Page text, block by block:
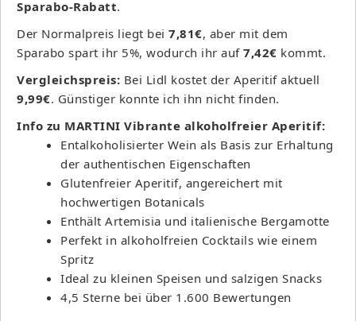
Sparabo-Rabatt.
Der Normalpreis liegt bei 7,81€, aber mit dem
Sparabo spart ihr 5%, wodurch ihr auf 7,42€ kommt.
Vergleichspreis: Bei Lidl kostet der Aperitif aktuell
9,99€. Günstiger konnte ich ihn nicht finden.
Info zu MARTINI Vibrante alkoholfreier Aperitif:
Entalkoholisierter Wein als Basis zur Erhaltung
der authentischen Eigenschaften
Glutenfreier Aperitif, angereichert mit
hochwertigen Botanicals
Enthält Artemisia und italienische Bergamotte
Perfekt in alkoholfreien Cocktails wie einem
Spritz
Ideal zu kleinen Speisen und salzigen Snacks
4,5 Sterne bei über 1.600 Bewertungen